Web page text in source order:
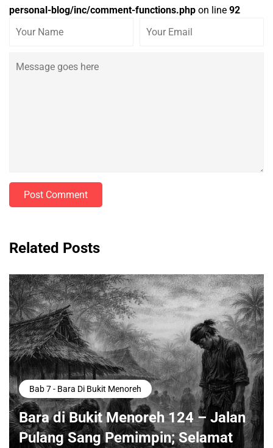
personal-blog/inc/comment-functions.php on line 92
Post Comment
Related Posts
Bab 7 - Bara Di Bukit Menoreh
Bara di Bukit Menoreh 124 – Jalan
Pulang Sang Pemimpin; Selamat